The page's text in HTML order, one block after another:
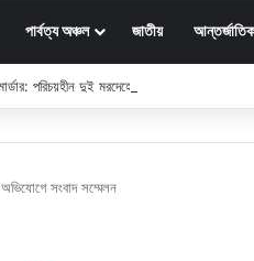
পার্বত্য অঞ্চল জাতীয় আন্তর্জাতিক
পরিচয়হীন দুই মরদেহের স্বজনের খোঁজ পুলিশের
অভিযোগে সংবাদ সম্মেলন